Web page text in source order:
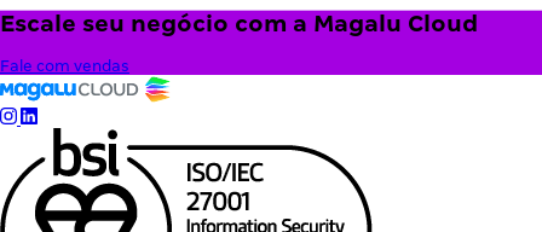
Escale seu negócio com a Magalu Cloud
Fale com vendas